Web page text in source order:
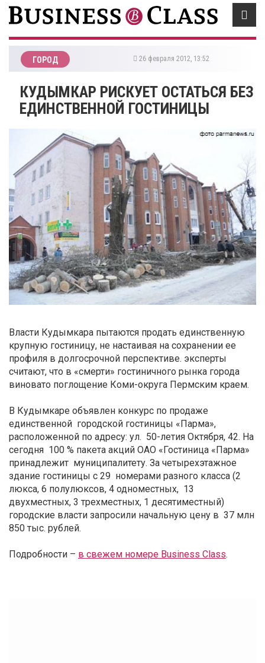
ГОРОД 26 февраля 2012, 13:52
КУДЫМКАР РИСКУЕТ ОСТАТЬСЯ БЕЗ
ЕДИНСТВЕННОЙ ГОСТИНИЦЫ
Власти Кудымкара пытаются продать единственную
крупную гостиницу, не настаивая на сохранении ее
профиля в долгосрочной перспективе. эксперты
считают, что в «смерти» гостиничного рынка города
виновато поглощение Коми-округа Пермским краем.
В Кудымкаре объявлен конкурс по продаже
единственной городской гостиницы «Парма»,
расположенной по адресу: ул. 50-летия Октября, 42. На
сегодня 100 % пакета акций ОАО «Гостиница «Парма»
принадлежит муниципалитету. За четырехэтажное
здание гостиницы с 29 номерами разного класса (2
люкса, 6 полулюксов, 4 одноместных, 13
двухместных, 3 трехместных, 1 десятиместный)
городские власти запросили начальную цену в 37 млн
850 тыс. рублей.
Подробности – в свежем номере Business Class.